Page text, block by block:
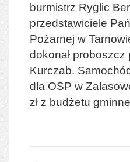
burmistrz Ryglic
przedstawiciele
Pożarnej w
dokonał proboszcz
Kurczab.
dla OSP w
zł z budżetu